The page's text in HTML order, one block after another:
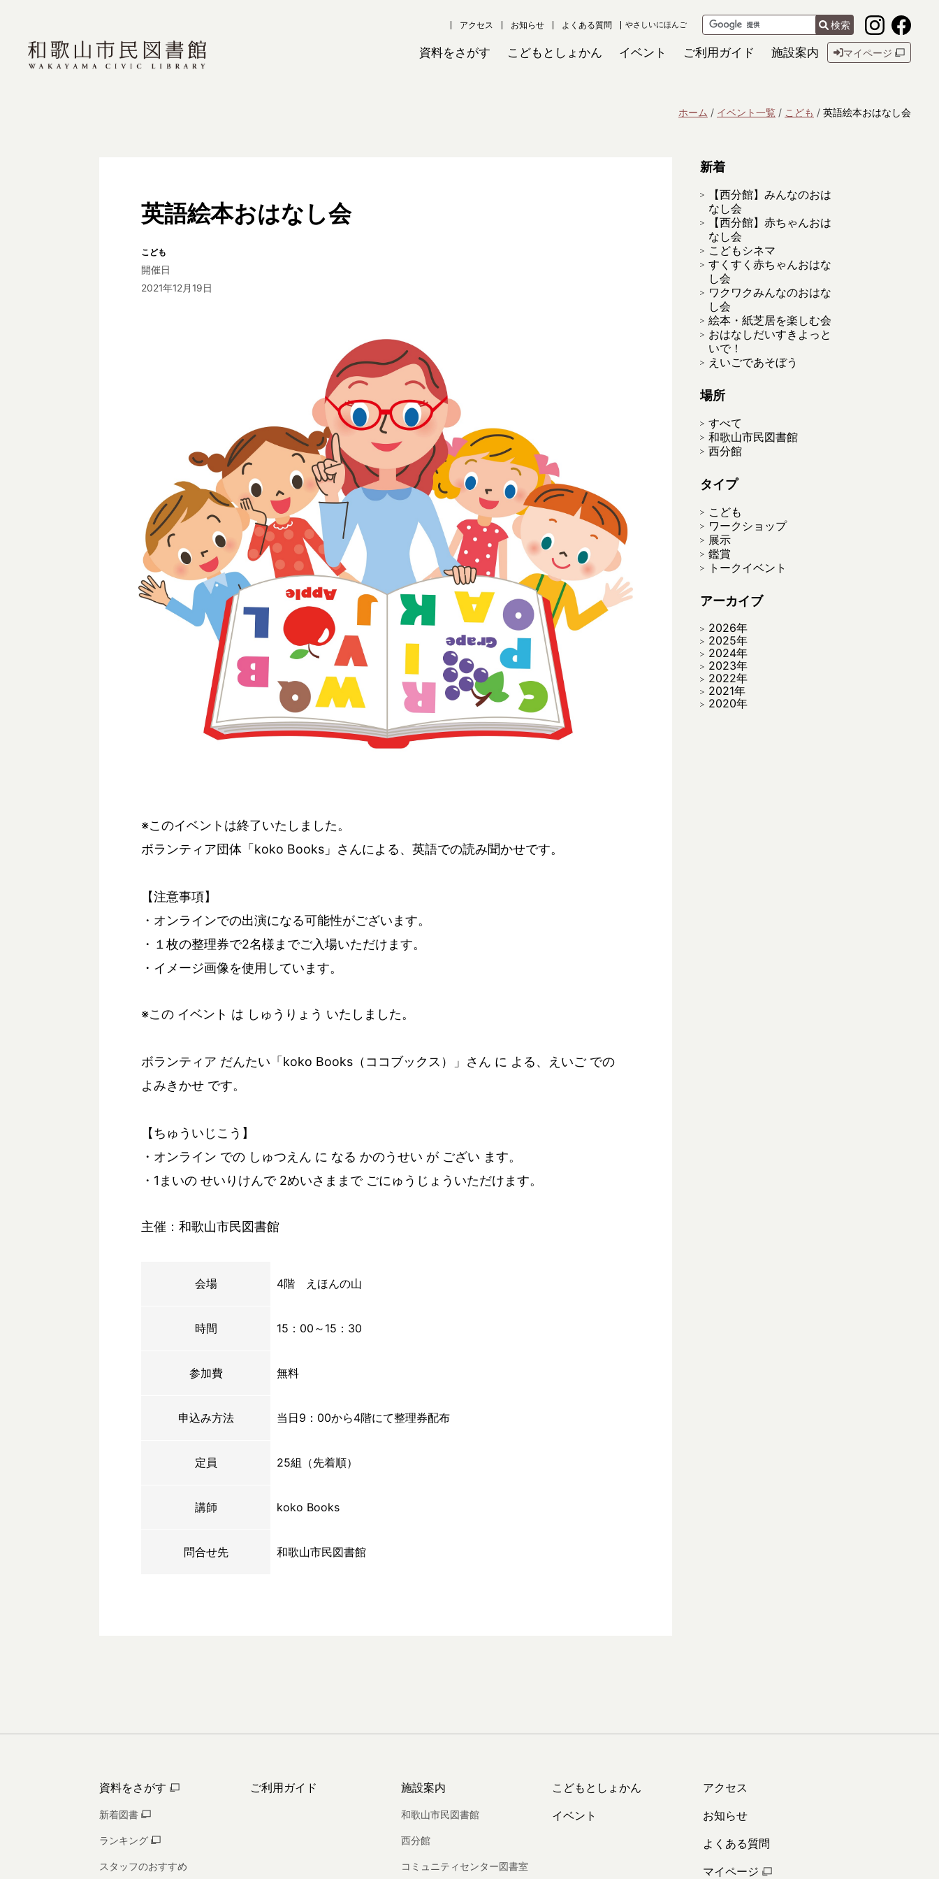
アクセス お知らせ よくある質問 やさしいにほんご 検索
資料をさがす こどもとしょかん イベント ご利用ガイド 施設案内 マイページ
ホーム イベント一覧 こども 英語絵本おはなし会
英語絵本おはなし会
こども
開催日
2021年12月19日
※このイベントは終了いたしました。
ボランティア団体「koko Books」さんによる、英語での読み聞かせです。
【注意事項】
・オンラインでの出演になる可能性がございます。
・１枚の整理券で2名様までご入場いただけます。
・イメージ画像を使用しています。
※この イベント は しゅうりょう いたしました。
ボランティア だんたい「koko Books（ココブックス）」さん に よる、えいご での
よみきかせ です。
【ちゅういじこう】
・オンライン での しゅつえん に なる かのうせい が ござい ます。
・1まいの せいりけんで 2めいさままで ごにゅうじょういただけます。
主催：和歌山市民図書館
会場 4階 えほんの山
時間 15：00～15：30
参加費 無料
申込み方法 当日9：00から4階にて整理券配布
定員 25組（先着順）
講師 koko Books
問合せ先 和歌山市民図書館
新着
【西分館】みんなのおは
なし会
【西分館】赤ちゃんおは
なし会
こどもシネマ
すくすく赤ちゃんおはな
し会
ワクワクみんなのおはな
し会
絵本・紙芝居を楽しむ会
おはなしだいすきよっと
いで！
えいごであそぼう
場所
すべて
和歌山市民図書館
西分館
タイプ
こども
ワークショップ
展示
鑑賞
トークイベント
アーカイブ
2026年
2025年
2024年
2023年
2022年
2021年
2020年
資料をさがす
新着図書
ランキング
スタッフのおすすめ
ご利用ガイド 施設案内
和歌山市民図書館
西分館
コミュニティセンター図書室
こどもとしょかん
イベント
アクセス
お知らせ
よくある質問
マイページ